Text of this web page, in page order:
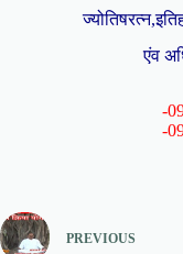
एंव
-
-
PREVIOUS